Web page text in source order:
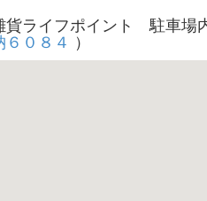
貨ライフポイント 駐車場
０８４ ）